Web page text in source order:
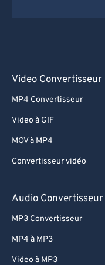
Video Convertisseur
MP4 Convertisseur
Video à GIF
MOV à MP4
Convertisseur vidéo
Audio Convertisseur
MP3 Convertisseur
MP4 à MP3
Video à MP3